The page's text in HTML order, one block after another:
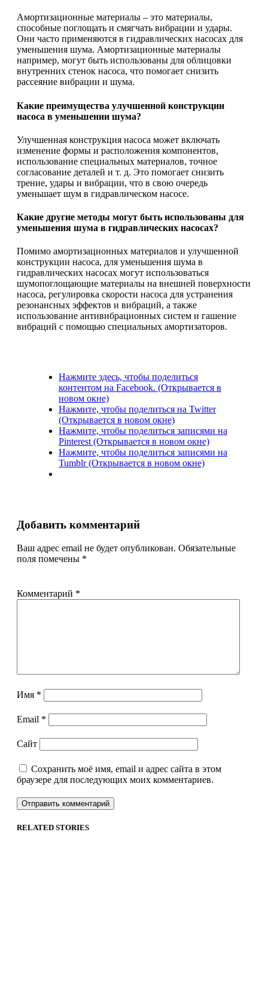
Амортизационные материалы – это материалы,
способные поглощать и смягчать вибрации и удары.
Они часто применяются в гидравлических насосах для
уменьшения шума. Амортизационные материалы
например, могут быть использованы для облицовки
внутренних стенок насоса, что помогает снизить
рассеяние вибрации и шума.
Какие преимущества улучшенной конструкции
насоса в уменьшении шума?
Улучшенная конструкция насоса может включать
изменение формы и расположения компонентов,
использование специальных материалов, точное
согласование деталей и т. д. Это помогает снизить
трение, удары и вибрации, что в свою очередь
уменьшает шум в гидравлическом насосе.
Какие другие методы могут быть использованы для
уменьшения шума в гидравлических насосах?
Помимо амортизационных материалов и улучшенной
конструкции насоса, для уменьшения шума в
гидравлических насосах могут использоваться
шумопоглощающие материалы на внешней поверхности
насоса, регулировка скорости насоса для устранения
резонансных эффектов и вибраций, а также
использование антивибрационных систем и гашение
вибраций с помощью специальных амортизаторов.
Нажмите здесь, чтобы поделиться
контентом на Facebook. (Открывается в
новом окне)
Нажмите, чтобы поделиться на Twitter
(Открывается в новом окне)
Нажмите, чтобы поделиться записями на
Pinterest (Открывается в новом окне)
Нажмите, чтобы поделиться записями на
Tumblr (Открывается в новом окне)
Добавить комментарий
Ваш адрес email не будет опубликован. Обязательные
поля помечены *
Комментарий *
Имя *
Email *
Сайт
Сохранить моё имя, email и адрес сайта в этом
браузере для последующих моих комментариев.
RELATED STORIES